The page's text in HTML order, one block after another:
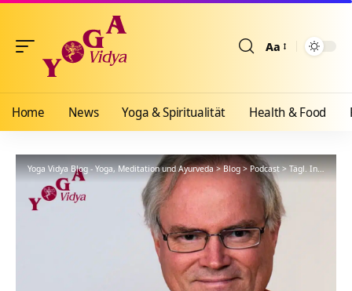
Aa
Home News Yoga & Spiritualität Health & Food
Yoga Vidya Blog - Yoga, Meditation und Ayurveda>Blog>Podcast>Tägl. Inspiration